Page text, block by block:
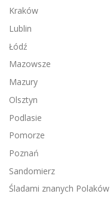
Kraków
Lublin
Łódź
Mazowsze
Mazury
Olsztyn
Podlasie
Pomorze
Poznań
Sandomierz
Śladami znanych Polaków